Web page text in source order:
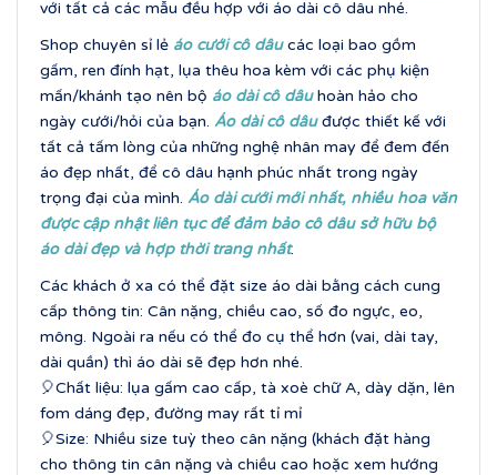
với tất cả các mẫu đều hợp với áo dài cô dâu nhé.
Shop chuyên sỉ lẻ áo cưới cô dâucác loại bao gồm
gấm, ren đính hạt, lụa thêu hoa kèm với các phụ kiện
mấn/khánh tạo nên bộ áo dài cô dâuhoàn hảo cho
ngày cưới/hỏi của bạn. Áo dài cô dâuđược thiết kế với
tất cả tấm lòng của những nghệ nhân may để đem đến
áo đẹp nhất, để cô dâu hạnh phúc nhất trong ngày
trọng đại của mình. Áo dài cưới mới nhất, nhiều hoa văn
được cập nhật liên tục để đảm bảo cô dâu sở hữu bộ
áo dài đẹp và hợp thời trang nhất.
Các khách ở xa có thể đặt size áo dài bằng cách cung
cấp thông tin: Cân nặng, chiều cao, số đo ngực, eo,
mông. Ngoài ra nếu có thể đo cụ thể hơn (vai, dài tay,
dài quần) thì áo dài sẽ đẹp hơn nhé.
🎈Chất liệu: lụa gấm cao cấp, tà xoè chữ A, dày dặn, lên
fom dáng đẹp, đường may rất tỉ mỉ
🎈Size: Nhiều size tuỳ theo cân nặng (khách đặt hàng
cho thông tin cân nặng và chiều cao hoặc xem hướng